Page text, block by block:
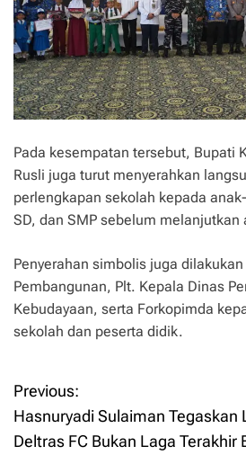
Pada kesempatan tersebut, Bupati
Rusli juga turut menyerahkan
perlengkapan sekolah kepada
SD, dan SMP sebelum melanjutkan
Penyerahan simbolis juga
Pembangunan, Plt. Kepala Dinas
Kebudayaan, serta Forkopimda
sekolah dan peserta didik.
P
o
Previous:
Hasnuryadi Sulaiman Tegaskan
Deltras FC Bukan Laga Terakhir